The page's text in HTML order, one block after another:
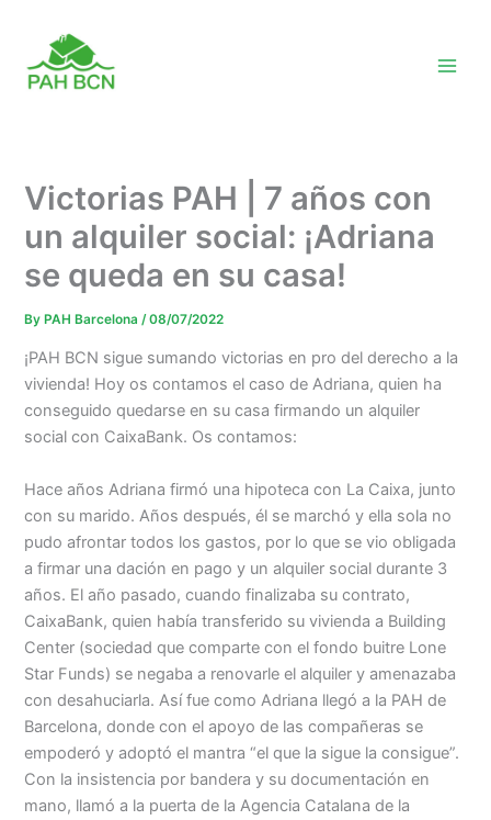
content
Victorias PAH | 7 años con
un alquiler social: ¡Adriana
se queda en su casa!
By PAH Barcelona/08/07/2022
¡PAH BCN sigue sumando victorias en pro del derecho a la
vivienda! Hoy os contamos el caso de Adriana, quien ha
conseguido quedarse en su casa firmando un alquiler
social con CaixaBank. Os contamos:
Hace años Adriana firmó una hipoteca con La Caixa, junto
con su marido. Años después, él se marchó y ella sola no
pudo afrontar todos los gastos, por lo que se vio obligada
a firmar una dación en pago y un alquiler social durante 3
años. El año pasado, cuando finalizaba su contrato,
CaixaBank, quien había transferido su vivienda a Building
Center (sociedad que comparte con el fondo buitre Lone
Star Funds) se negaba a renovarle el alquiler y amenazaba
con desahuciarla. Así fue como Adriana llegó a la PAH de
Barcelona, donde con el apoyo de las compañeras se
empoderó y adoptó el mantra “el que la sigue la consigue”.
Con la insistencia por bandera y su documentación en
mano, llamó a la puerta de la Agencia Catalana de la